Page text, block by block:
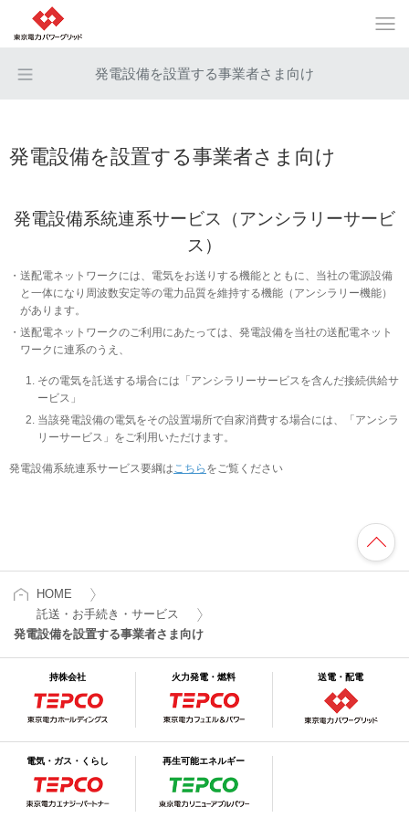
発電設備を設置する事業者さま向け
発電設備を設置する事業者さま向け
発電設備系統連系サービス（アンシラリーサービ
ス）
送配電ネットワークには、電気をお送りする機能とともに、当社の電源設備
と一体になり周波数安定等の電力品質を維持する機能（アンシラリー機能）
があります。
送配電ネットワークのご利用にあたっては、発電設備を当社の送配電ネット
ワークに連系のうえ、
その電気を託送する場合には「アンシラリーサービスを含んだ接続供給サ
ービス」
当該発電設備の電気をその設置場所で自家消費する場合には、「アンシラ
リーサービス」をご利用いただけます。
発電設備系統連系サービス要綱はこちら をご覧ください
HOME
託送・お手続き・サービス
発電設備を設置する事業者さま向け
持株会社 火力発電・燃料 送電・配電
電気・ガス・くらし 再生可能エネルギー